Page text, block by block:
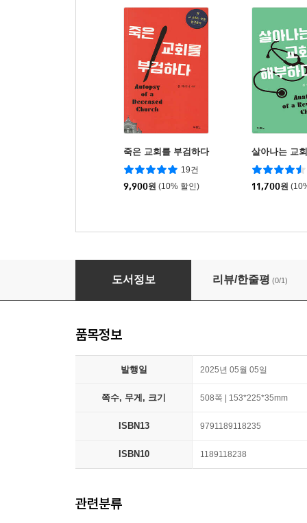
죽은 교회를 부검하다
19건
9,900원 (10% 할인)
살아나는 교
11,700원
설교의 길잡이
도서정보 리뷰/한줄평 (0/1)
품목정보
발행일 2025년 05월 05일
쪽수, 무게, 크기 508쪽 | 153*225*35mm
ISBN13 9791189118235
ISBN10 1189118238
관련분류